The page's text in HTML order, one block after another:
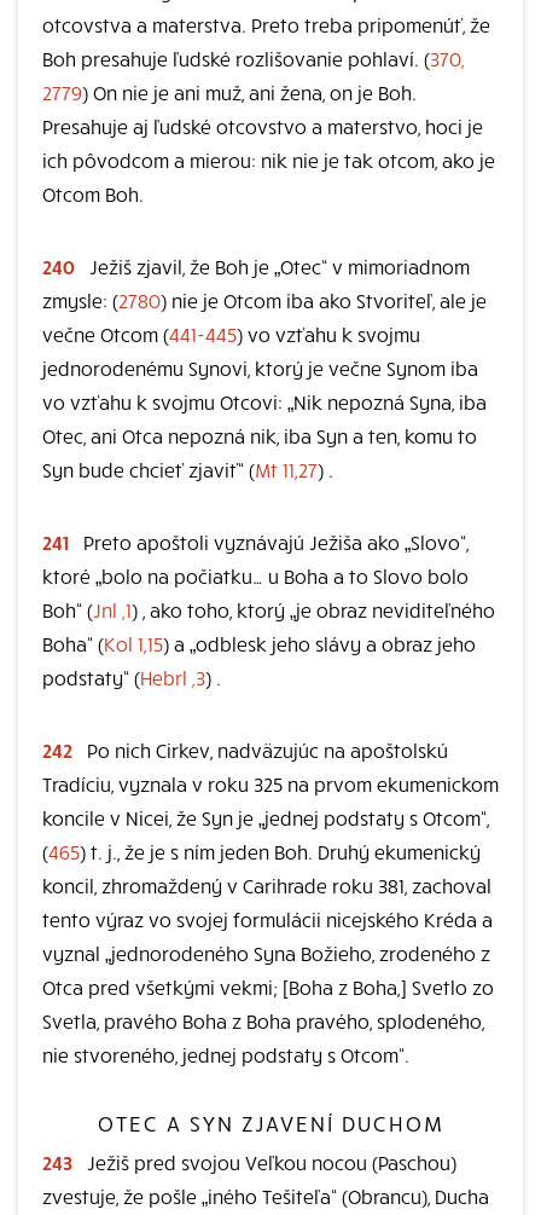
otcovstva a materstva. Preto treba pripomenúť, že
Boh presahuje ľudské rozlišovanie pohlaví. (370,
2779) On nie je ani muž, ani žena, on je Boh.
Presahuje aj ľudské otcovstvo a materstvo, hoci je
ich pôvodcom a mierou: nik nie je tak otcom, ako je
Otcom Boh.
240
Ježiš zjavil, že Boh je „Otec“ v mimoriadnom
zmysle: (2780) nie je Otcom iba ako Stvoriteľ, ale je
večne Otcom (441-445) vo vzťahu k svojmu
jednorodenému Synovi, ktorý je večne Synom iba
vo vzťahu k svojmu Otcovi: „Nik nepozná Syna, iba
Otec, ani Otca nepozná nik, iba Syn a ten, komu to
Syn bude chcieť zjaviť“ (Mt 11,27) .
241
Preto apoštoli vyznávajú Ježiša ako „Slovo“,
ktoré „bolo na počiatku… u Boha a to Slovo bolo
Boh“ ( Jnl ,1) , ako toho, ktorý „je obraz neviditeľného
Boha“ (Kol 1,15) a „odblesk jeho slávy a obraz jeho
podstaty“ (Hebrl ,3) .
242
Po nich Cirkev, nadväzujúc na apoštolskú
Tradíciu, vyznala v roku 325 na prvom ekumenickom
koncile v Nicei, že Syn je „jednej podstaty s Otcom“,
(465) t. j., že je s ním jeden Boh. Druhý ekumenický
koncil, zhromaždený v Carihrade roku 381, zachoval
tento výraz vo svojej formulácii nicejského Kréda a
vyznal „jednorodeného Syna Božieho, zrodeného z
Otca pred všetkými vekmi; [Boha z Boha,] Svetlo zo
Svetla, pravého Boha z Boha pravého, splodeného,
nie stvoreného, jednej podstaty s Otcom“.
OTEC A SYN ZJAVENÍ DUCHOM
243
Ježiš pred svojou Veľkou nocou (Paschou)
zvestuje, že pošle „iného Tešiteľa“ (Obrancu), Ducha